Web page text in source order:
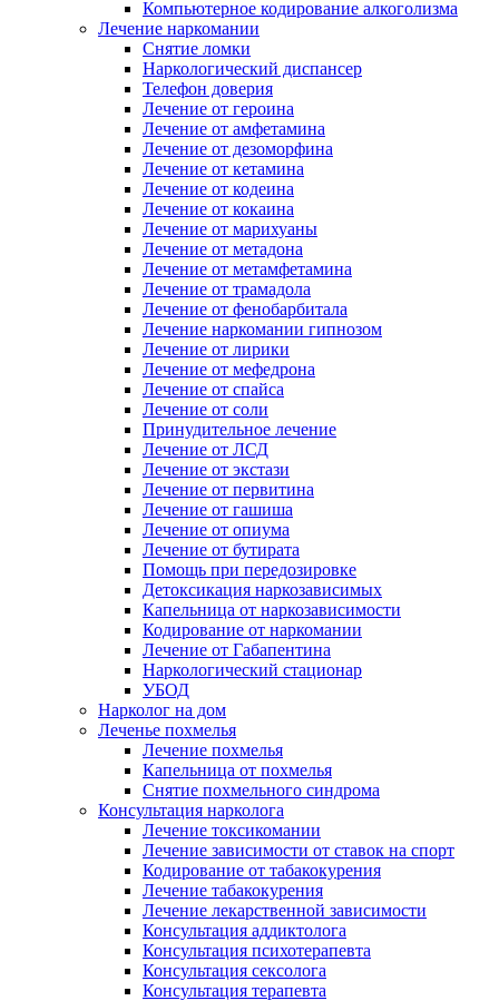
Компьютерное кодирование алкоголизма
Лечение наркомании
Снятие ломки
Наркологический диспансер
Телефон доверия
Лечение от героина
Лечение от амфетамина
Лечение от дезоморфина
Лечение от кетамина
Лечение от кодеина
Лечение от кокаина
Лечение от марихуаны
Лечение от метадона
Лечение от метамфетамина
Лечение от трамадола
Лечение от фенобарбитала
Лечение наркомании гипнозом
Лечение от лирики
Лечение от мефедрона
Лечение от спайса
Лечение от соли
Принудительное лечение
Лечение от ЛСД
Лечение от экстази
Лечение от первитина
Лечение от гашиша
Лечение от опиума
Лечение от бутирата
Помощь при передозировке
Детоксикация наркозависимых
Капельница от наркозависимости
Кодирование от наркомании
Лечение от Габапентина
Наркологический стационар
УБОД
Нарколог на дом
Леченье похмелья
Лечение похмелья
Капельница от похмелья
Снятие похмельного синдрома
Консультация нарколога
Лечение токсикомании
Лечение зависимости от ставок на спорт
Кодирование от табакокурения
Лечение табакокурения
Лечение лекарственной зависимости
Консультация аддиктолога
Консультация психотерапевта
Консультация сексолога
Консультация терапевта